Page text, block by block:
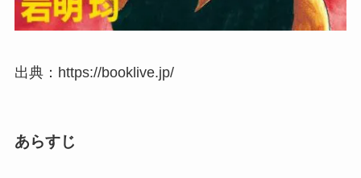
出典：https://booklive.jp/
あらすじ